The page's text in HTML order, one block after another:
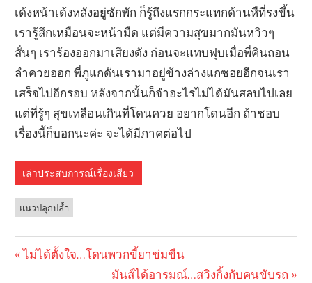
เด้งหน้าเด้งหลังอยู่ซักพัก ก็รู้ถึงแรกกระแทกด้านหืที่รงขึ้น
เรารู้สึกเหมือนจะหน้ามืด แต่มีความสุขมากมันหวิวๆ
สั่นๆ เราร้องออกมาเสียงดัง ก่อนจะแทบฟุบเมื่อพี่คินถอน
ลำควยออก พี่ภูแกดันเรามาอยู่ข้างล่างแกซฮยอีกจนเรา
เสร็จไปอีกรอบ หลังจากนั้นก็จำอะไรไม่ได้มันสลบไปเลย
แต่ที่รู้ๆ สุขเหลือนเกินที่โดนควย อยากโดนอีก ถ้าชอบ
เรื่องนี้ก็บอกนะค่ะ จะได้มีภาคต่อไป
เล่าประสบการณ์เรื่องเสียว
แนวปลุกปล้ำ
Previous
ไม่ได้ตั้งใจ…โดนพวกขี้ยาข่มขืน
Next
มันส์ได้อารมณ์…สวิงกิ้งกับคนขับรถ